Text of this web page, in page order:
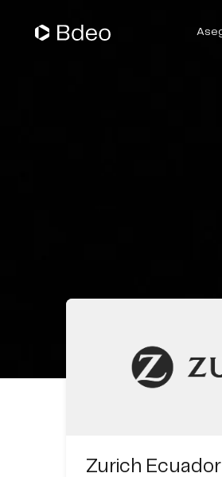
Zurich Ecuador